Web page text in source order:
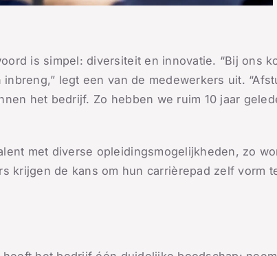
is simpel: diversiteit en innovatie. “Bij ons
legt een van de medewerkers uit.
het bedrijf. Zo hebben we ruim 10 jaar
met diverse opleidingsmogelijkheden, zo
krijgen de kans om hun carrièrepad zelf vorm